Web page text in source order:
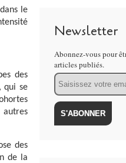
le
des
qui se
autres
des
de la
Newsletter
Abonnez-vous pour
articles publiés.
Email